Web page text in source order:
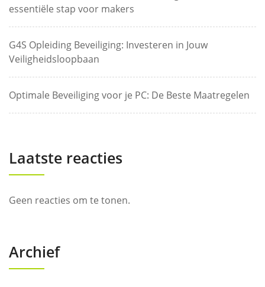
essentiële stap voor makers
G4S Opleiding Beveiliging: Investeren in Jouw
Veiligheidsloopbaan
Optimale Beveiliging voor je PC: De Beste Maatregelen
Laatste reacties
Geen reacties om te tonen.
Archief